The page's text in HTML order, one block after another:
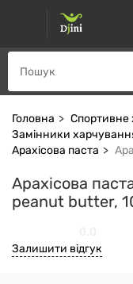
Головна
Спортивне
Замінники
Арахісова паста
Арахісова
peanut butter,
Залишити відгук